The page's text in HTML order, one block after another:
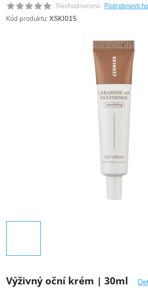
Neohodnoceno Podrobnosti
Kód produktu: XSKI015
Výživný oční krém | 30ml